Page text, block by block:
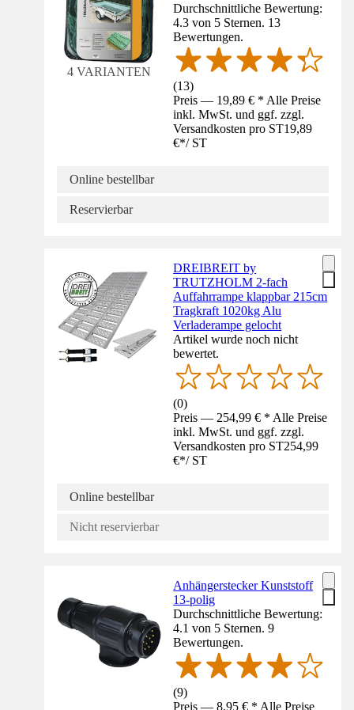
4 VARIANTEN
Durchschnittliche Bewertung:
4.3 von 5 Sternen. 13
Bewertungen.
(13)
Preis — 19,89 € * Alle Preise
inkl. MwSt. und ggf. zzgl.
Versandkosten pro ST19,89
€*/ ST
Online bestellbar
Reservierbar
DREIBREIT by
TRUTZHOLM 2-fach
Auffahrrampe klappbar 215cm
Tragkraft 1020kg Alu
Verladerampe gelocht
Artikel wurde noch nicht
bewertet.
(0)
Preis — 254,99 € * Alle Preise
inkl. MwSt. und ggf. zzgl.
Versandkosten pro ST254,99
€*/ ST
Online bestellbar
Nicht reservierbar
Anhängerstecker Kunststoff
13-polig
Durchschnittliche Bewertung:
4.1 von 5 Sternen. 9
Bewertungen.
(9)
Preis — 8,95 € * Alle Preise